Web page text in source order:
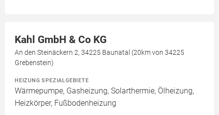
Kahl GmbH & Co KG
An den Steinäckern 2, 34225 Baunatal (20km von 34225
Grebenstein)
HEIZUNG SPEZIALGEBIETE
Wärmepumpe, Gasheizung, Solarthermie, Ölheizung,
Heizkörper, Fußbodenheizung